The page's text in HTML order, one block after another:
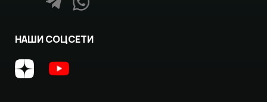
НАШИ СОЦСЕТИ